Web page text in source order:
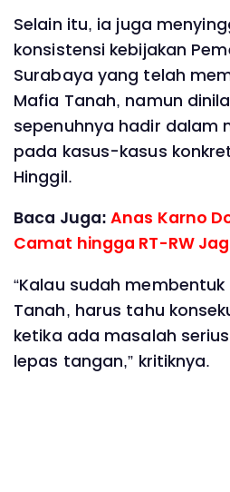
‎Selain itu, ia juga
konsistensi kebijakan
Surabaya yang telah
Mafia Tanah, namun
sepenuhnya hadir dalam
pada kasus-kasus
Hinggil.
Baca Juga:Anas Karno
Camat hingga RT-RW
‎“Kalau sudah
Tanah, harus tahu
ketika ada masalah
lepas tangan,” kritiknya.